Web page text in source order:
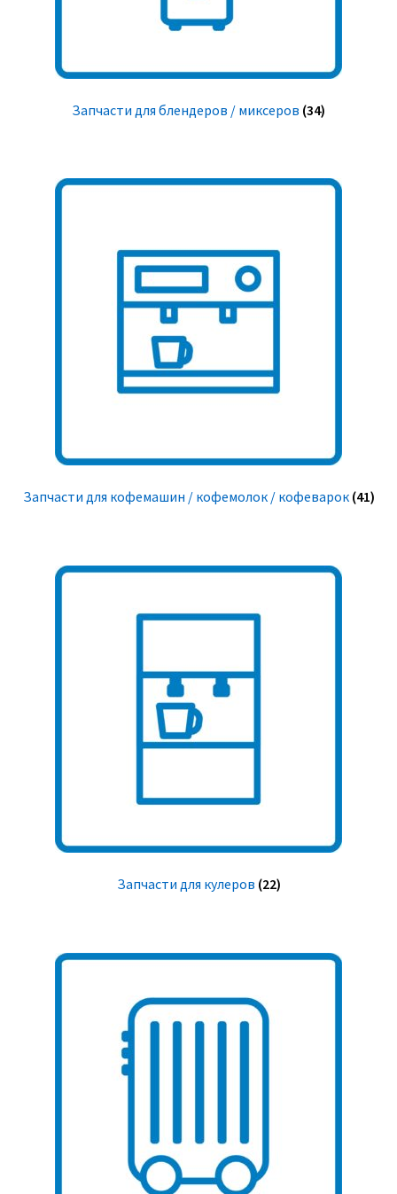
Запчасти для блендеров / миксеров (34)
Запчасти для кофемашин / кофемолок / кофеварок (41)
Запчасти для кулеров (22)